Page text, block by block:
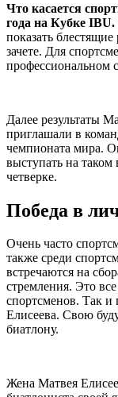
Что касается
года на Кубке IBU.
показать
зачете. Для
профессиональном
Далее результаты
приглашали в
чемпионата мира.
выступать на
четверке.
Победа в
Очень часто
также среди
встречаются на
стремления. Это
спортсменов. Так
Елисеева. Свою
биатлону.
Жена Матвея